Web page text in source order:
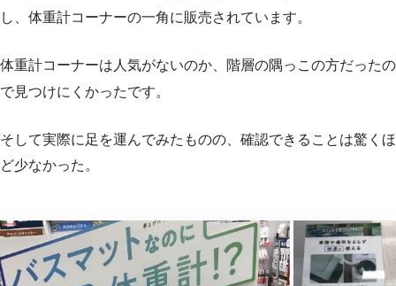
し、体重計コーナーの一角に販売されています。
体重計コーナーは人気がないのか、階層の隅っこの方だったの
で見つけにくかったです。
そして実際に足を運んでみたものの、確認できることは驚くほ
ど少なかった。